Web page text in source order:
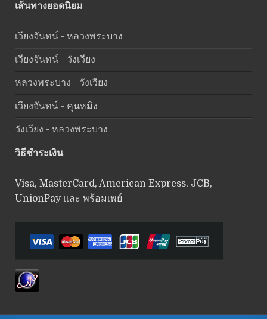
เส้นทางยอดนิยม
เวียงจันทน์ - หลวงพระบาง
เวียงจันทน์ - วังเวียง
หลวงพระบาง - วังเวียง
เวียงจันทน์ - คุนหมิง
วังเวียง - หลวงพระบาง
วิธีชำระเงิน
Visa, MasterCard, American Express, JCB,
UnionPay และ พร้อมเพย์